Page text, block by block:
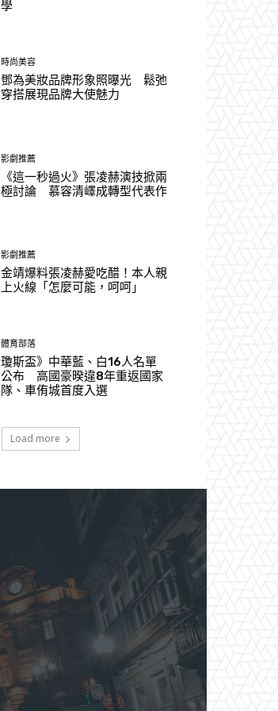
學
時尚美容
鄧為美妝品牌形象照曝光 鬆弛
穿搭展現品牌大使魅力
影劇推薦
《這一秒過火》張凌赫演技掀兩
極討論 慕容清嶧成轉型代表作
影劇推薦
金靖爆料張凌赫愛吃醋！本人親
上火線「怎麼可能，呵呵」
體育部落
瓊斯盃》中華藍、白16人名單
公布 高國豪暌違8年重返國家
隊、車侑城首度入選
Load more